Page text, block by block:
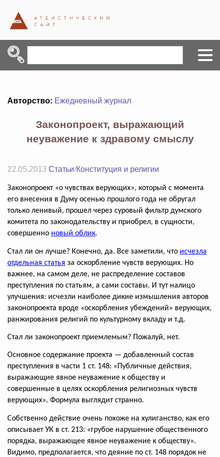
Авторство: Ежедневный журнал
Законопроект, выражающий
неуважение к здравому смыслу
22.05.2013 Статьи/Конституция и религии
Законопроект «о чувствах верующих», который с момента
его внесения в Думу осенью прошлого года не обругал
только ленивый, прошел через суровый фильтр думского
комитета по законодательству и приобрел, в сущности,
совершенно новый облик.
Стал ли он лучше? Конечно, да. Все заметили, что исчезла
отдельная статья за оскорбление чувств верующих. Но
важнее, на самом деле, не распределение составов
преступления по статьям, а сами составы. И тут налицо
улучшения: исчезли наиболее дикие измышления авторов
законопроекта вроде «оскорбления убеждений» верующих,
ранжирования религий по культурному вкладу и т.д.
Стал ли законопроект приемлемым? Пожалуй, нет.
Основное содержание проекта — добавленный состав
преступления в части 1 ст. 148: «Публичные действия,
выражающие явное неуважение к обществу и
совершенные в целях оскорбления религиозных чувств
верующих». Формула выглядит странно.
Собственно действие очень похоже на хулиганство, как его
описывает УК в ст. 213: «грубое нарушение общественного
порядка, выражающее явное неуважение к обществу».
Видимо, предполагается, что деяние по ст. 148 порядок не